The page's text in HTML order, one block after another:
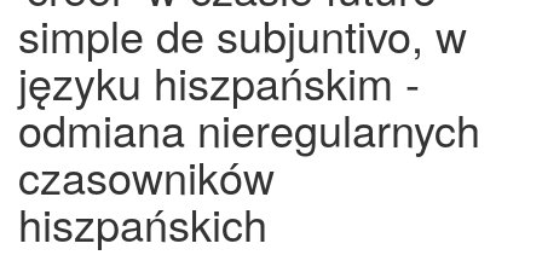
simple de subjuntivo, w
języku hiszpańskim -
odmiana nieregularnych
czasowników
hiszpańskich